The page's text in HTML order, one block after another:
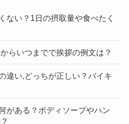
ない？1日の摂取量や食べたく
らいつまでで挨拶の例文は？
違い,どっちが正しい？バイキ
がある？ボディソープやハン